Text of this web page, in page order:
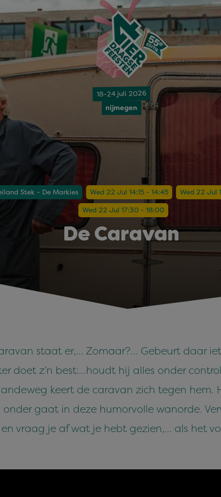
18-24 juli 2026
nijmegen
Stek - De Markies Wed 22 Jul 14:15 - 14:45 Wed 22 Jul
Wed 22 Jul 17:30 - 18:00
De Caravan
staat er,… Zomaar?… Gebeurt daar
doet z’n best:…houdt hij alles onder
keert de caravan zich tegen hem.
gaat in deze humorvolle wanorde.
vraag je af wat je hebt gezien,… als het